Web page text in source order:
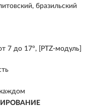
бразильский
7 до 17°, [PTZ-модуль]